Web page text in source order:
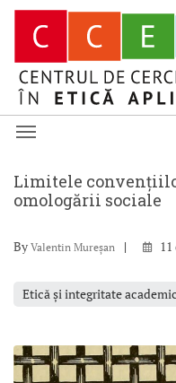
Limitele
omologării sociale
By Valentin Mureșan 11
Etică și integritate